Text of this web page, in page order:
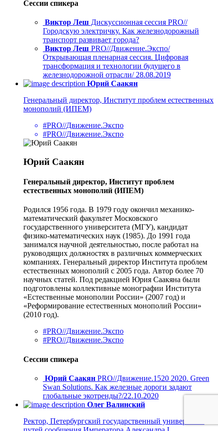
Сессии спикера
Виктор Леш Дискуссионная сессия PRO//
Городскую электричку. Как железнодорожный
транспорт развивает города?
Виктор Леш PRO//Движение.Экспо/
Открывающая пленарная сессия. Цифровая
трансформация и технологии будущего в
железнодорожной отрасли/ 28.08.2019
Юрий Саакян
Генеральный директор, Институт проблем естественных
монополий (ИПЕМ)
#PRO//Движение.Экспо
#PRO//Движение.Экспо
Юрий Саакян
Генеральный директор, Институт проблем
естественных монополий (ИПЕМ)
Родился 1956 года. В 1979 году окончил механико-
математический факультет Московского
государственного университета (МГУ), кандидат
физико-математических наук (1985). До 1991 года
занимался научной деятельностью, после работал на
руководящих должностях в различных коммерческих
компаниях. Генеральный директор Института проблем
естественных монополий с 2005 года. Автор более 70
научных статей. Под редакцией Юрия Саакяна были
подготовлены коллективные монографии Института
«Естественные монополии России» (2007 год) и
«Реформирование естественных монополий России»
(2010 год).
#PRO//Движение.Экспо
#PRO//Движение.Экспо
Сессии спикера
Юрий Саакян PRO//Движение.1520 2020. Green
Swan Solutions. Как железные дороги задают
глобальные экотренды?/22.10.2020
Олег Валинский
Ректор, Петербургский государственный университет